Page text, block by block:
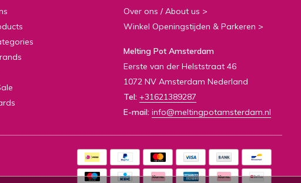
Over ons / About us >
Winkel Openingstijden & Parkeren >
Melting Pot Amsterdam
Eerste van der Helststraat 46
1072 NV Amsterdam Nederland
Tel: +31621389287
E-mail: info@meltingpotamsterdam.nl